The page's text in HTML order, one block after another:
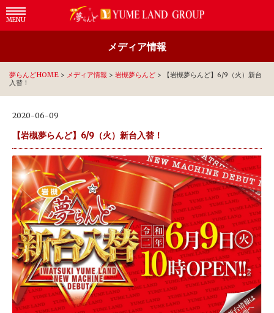
MENU
メディア情報
夢らんどHOME > メディア情報 > 岩槻夢らんど >
【岩槻夢らんど】6/9（火）新台
入替！
2020-06-09
【岩槻夢らんど】6/9（火）新台入替！